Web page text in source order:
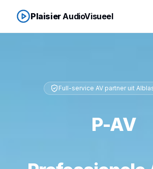
PlaisierAudioVisueel
Full-service AV partner uit
P-AV